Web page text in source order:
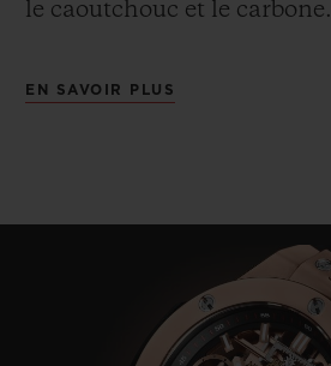
le caoutchouc et le carbone.
EN SAVOIR PLUS